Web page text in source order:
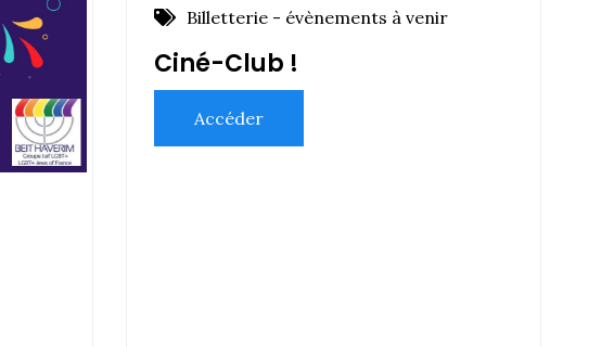
Billetterie - évènements à venir
Ciné-Club !
Accéder